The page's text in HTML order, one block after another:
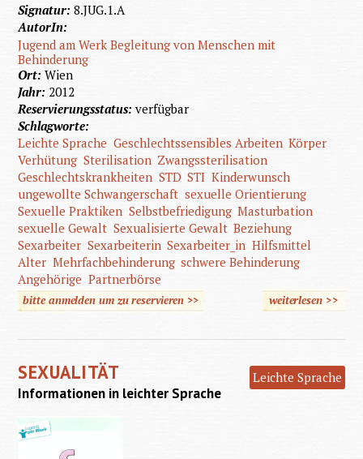
Signatur:8.JUG.1.A
AutorIn:
Jugend am Werk Begleitung von Menschen mit
Behinderung
Ort:Wien
Jahr: 2012
Reservierungsstatus:verfügbar
Schlagworte:
Leichte Sprache Geschlechtssensibles Arbeiten Körper
Verhütung Sterilisation Zwangssterilisation
Geschlechtskrankheiten STD STI Kinderwunsch
ungewollte Schwangerschaft sexuelle Orientierung
Sexuelle Praktiken Selbstbefriedigung Masturbation
sexuelle Gewalt Sexualisierte Gewalt Beziehung
Sexarbeiter Sexarbeiterin Sexarbeiter_in Hilfsmittel
Alter Mehrfachbehinderung schwere Behinderung
Angehörige Partnerbörse
bitte anmelden um zu reservieren >> weiterlesen
über
>>
SEXUALITÄT Leichte Sprache
Informationen in leichter Sprache